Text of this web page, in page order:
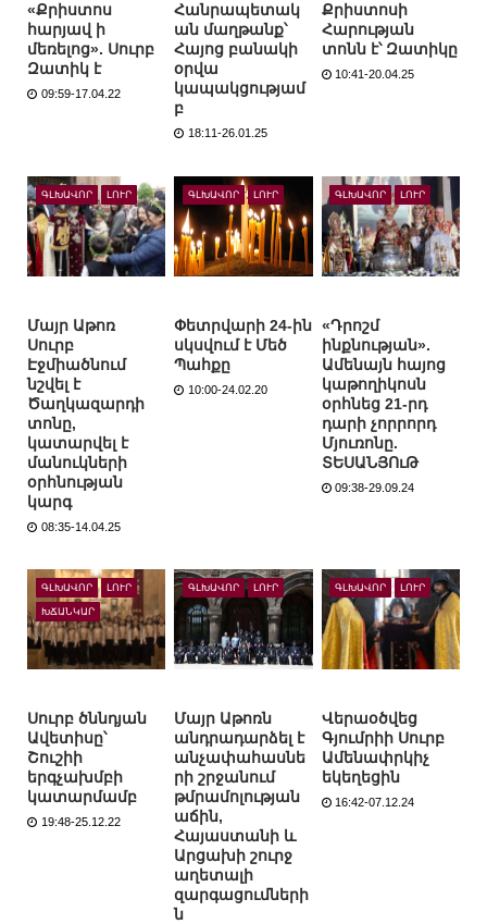
«Քրիստոս
հարյավ ի
մեռելոց». Սուրբ
Զատիկ է
09:59-17.04.22
Հանրապետակ
ան մաղթանք՝
Հայոց բանակի
օրվա
կապակցությամ
բ
18:11-26.01.25
Քրիստոսի
Հարության
տոնն է՝ Զատիկը
10:41-20.04.25
ԳԼԽԱՎՈՐ ԼՈՒՐ
Մայր Աթոռ
Սուրբ
Էջմիածնում
նշվել է
Ծաղկազարդի
տոնը,
կատարվել է
մանուկների
օրհնության
կարգ
08:35-14.04.25
ԳԼԽԱՎՈՐ ԼՈՒՐ
Փետրվարի 24-ին
սկսվում է Մեծ
Պահքը
10:00-24.02.20
ԳԼԽԱՎՈՐ ԼՈՒՐ
«Դրոշմ
ինքնության».
Ամենայն հայոց
կաթողիկոսն
օրհնեց 21-րդ
դարի չորրորդ
Մյուռոնը.
ՏԵՍԱՆՅՈւԹ
09:38-29.09.24
ԳԼԽԱՎՈՐ ԼՈՒՐ
ԽՃԱՆԿԱՐ
Սուրբ ծննդյան
Ավետիսը՝
Շուշիի
երգչախմբի
կատարմամբ
19:48-25.12.22
ԳԼԽԱՎՈՐ ԼՈՒՐ
Մայր Աթոռն
անդրադարձել է
անչափահասնե
րի շրջանում
թմրամոլության
աճին,
Հայաստանի և
Արցախի շուրջ
աղետալի
զարգացումների
ն
ԳԼԽԱՎՈՐ ԼՈՒՐ
Վերաօծվեց
Գյումրիի Սուրբ
Ամենափրկիչ
եկեղեցին
16:42-07.12.24